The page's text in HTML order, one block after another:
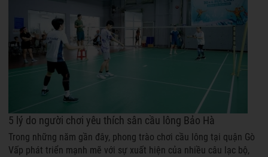
5 lý do người chơi yêu thích sân cầu lông Bảo Hà
Trong những năm gần đây, phong trào chơi cầu lông tại quận Gò
Vấp phát triển mạnh mẽ với sự xuất hiện của nhiều câu lạc bộ,